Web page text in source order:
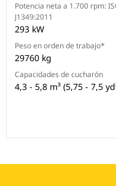
Potencia neta a 1.700 rpm:
J1349:2011
293 kW
Peso en orden de trabajo*
29760 kg
Capacidades de cucharón
4,3 - 5,8 m³ (5,75 - 7,5